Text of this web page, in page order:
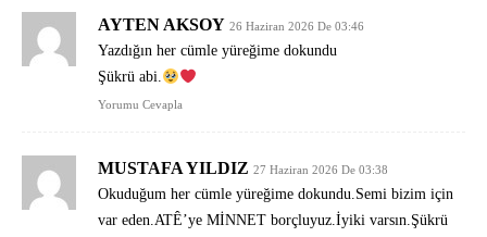
AYTEN AKSOY 26 Haziran 2026 De 03:46
Yazdığın her cümle yüreğime dokundu
Şükrü abi.
Yorumu Cevapla
MUSTAFA YILDIZ 27 Haziran 2026 De 03:38
Okuduğum her cümle yüreğime dokundu.Semi bizim için
var eden.ATÊ’ye MİNNET borçluyuz.İyiki varsın.Şükrü